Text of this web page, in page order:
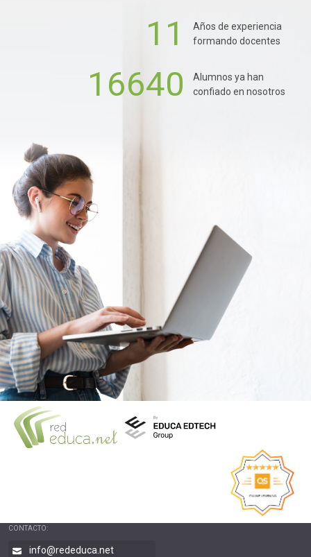
11
Años de experiencia
formando docentes
16640
Alumnos ya han
confiado en nosotros
CONTACTO:
info@rededuca.net